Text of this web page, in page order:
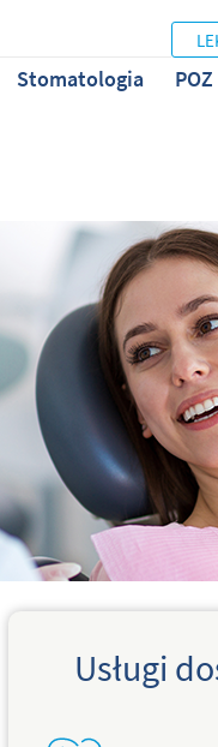
Stomatologia POZ
Usługi